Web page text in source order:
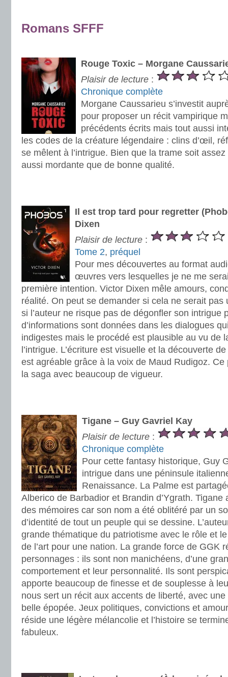
Romans SFFF
Rouge Toxic – Morgane
Plaisir de lecture :
Chronique complète
Morgane Caussarieu s’investit
pour proposer un récit vampirique
précédents écrits mais tout aussi
les codes de la créature légendaire : clins d’œil,
se mêlent à l’intrigue. Bien que la trame soit
aussi mordante que de bonne qualité.
Il est trop tard pour regretter
Dixen
Plaisir de lecture :
Tome 2, préquel
Pour mes découvertes au format
œuvres vers lesquelles je ne me
première intention. Victor Dixen mêle amours,
réalité. On peut se demander si cela ne serait pas
si l’auteur ne risque pas de dégonfler son intrigue
d’informations sont données dans les dialogues
indigestes mais le procédé est plausible au vu de
l’intrigue. L’écriture est visuelle et la découverte
est agréable grâce à la voix de Maud Rudigoz.
la saga avec beaucoup de vigueur.
Tigane – Guy Gavriel Kay
Plaisir de lecture :
Chronique complète
Pour cette fantasy historique, Guy
intrigue dans une péninsule
Renaissance. La Palme est
Alberico de Barbadior et Brandin d’Ygrath. Tigane
des mémoires car son nom a été oblitéré par un
d’identité de tout un peuple qui se dessine.
grande thématique du patriotisme avec le rôle et
de l’art pour une nation. La grande force de GGK
personnages : ils sont non manichéens, d’une
comportement et leur personnalité. Ils sont
apporte beaucoup de finesse et de souplesse à
nous sert un récit aux accents de liberté, avec
belle épopée. Jeux politiques, convictions et
réside une légère mélancolie et l’histoire se
fabuleux.